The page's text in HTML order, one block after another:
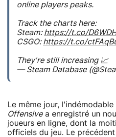
online players peaks.
Track the charts here:
Steam: https://t.co/
CSGO: https://t.co/
They're still increasing 📈
— Steam Database
Le même jour, l'indémodable
Offensivea enregistré un
joueurs en ligne, dont la
officiels du jeu. Le